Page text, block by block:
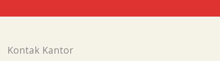
Kontak Kantor